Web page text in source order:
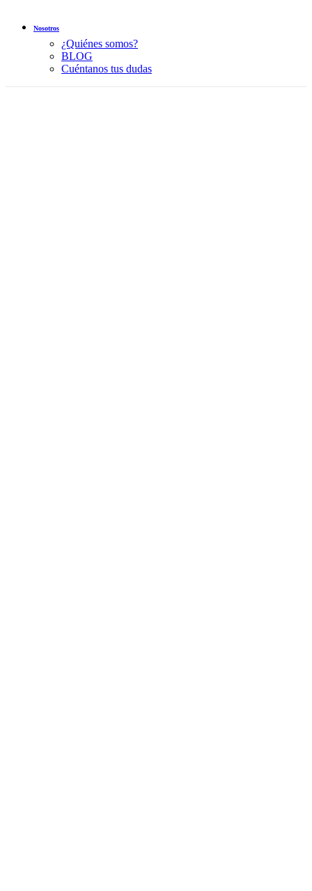
Nosotros
¿Quiénes somos?
BLOG
Cuéntanos tus dudas